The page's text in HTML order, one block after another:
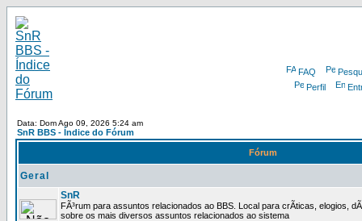
FAQ
Perfil
Data: Dom Ago 09, 2026 5:24 am
SnR BBS - Índice do Fórum
Fórum
Geral
SnR
FÃ³rum para assuntos relacionados ao BBS. Local para crÃ­ticas, elogios,
sobre os mais diversos assuntos relacionados ao sistema